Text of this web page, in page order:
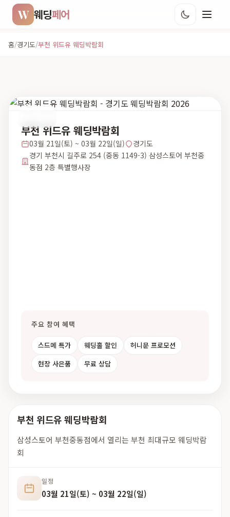
W 웨딩페어
홈/경기도/부천 위드유 웨딩박람회
부천 위드유 웨딩박람회
03월 21일(토) ~ 03월 22일(일)
경기도
경기 부천시 길주로 254 (중동 1149-3) 삼성스토어 부천중
동점 2층 특별행사장
주요 참여 혜택
스드메 특가 웨딩홀 할인
허니문 프로모션
현장 사은품
무료 상담
부천 위드유 웨딩박람회
삼성스토어 부천중동점에서 열리는 부천 최대규모 웨딩박람
회
일정
03월 21일(토) ~ 03월 22일(일)